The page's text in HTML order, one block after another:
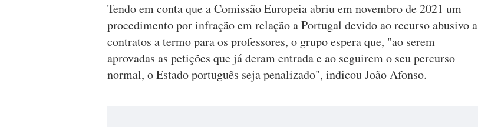
Tendo em conta que a Comissão Europeia abriu em novembro de 2021 um
procedimento por infração em relação a Portugal devido ao recurso abusivo a
contratos a termo para os professores, o grupo espera que, "ao serem
aprovadas as petições que já deram entrada e ao seguirem o seu percurso
normal, o Estado português seja penalizado", indicou João Afonso.